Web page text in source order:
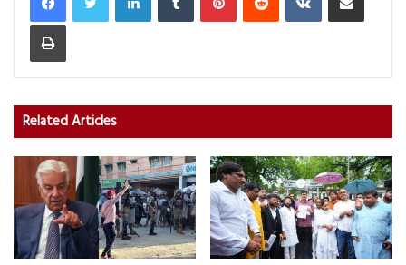
Print
Related Articles